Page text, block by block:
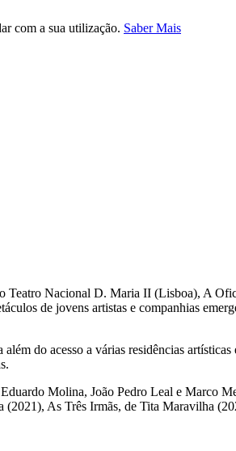
com a sua utilização. Saber Mais
Teatro Nacional D. Maria II (Lisboa), A
de jovens artistas e companhias
do acesso a várias residências artísticas
Molina, João Pedro Leal e Marco
As Três Irmãs, de Tita Maravilha